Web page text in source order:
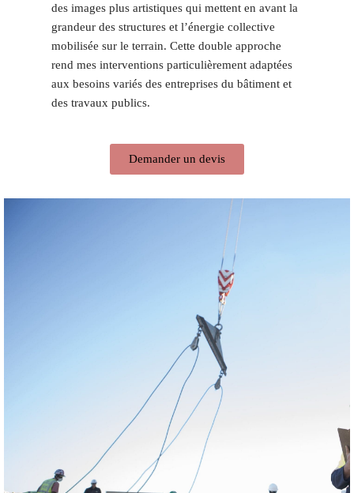
des images plus artistiques qui mettent en avant la
grandeur des structures et l’énergie collective
mobilisée sur le terrain. Cette double approche
rend mes interventions particulièrement adaptées
aux besoins variés des entreprises du bâtiment et
des travaux publics.
Demander un devis